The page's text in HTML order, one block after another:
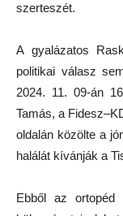
szerteszét.
A gyalázatos
politikai válasz
2024. 11. 09-án
Tamás, a
oldalán közölte a
halálát kívánják a
Ebből az